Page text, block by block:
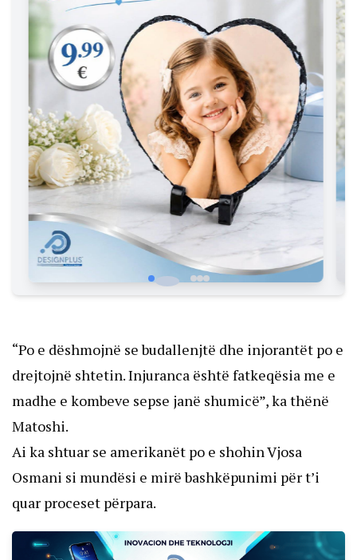
“Po e dëshmojnë se budallenjtë dhe injorantët po e
drejtojnë shtetin. Injuranca është fatkeqësia me e
madhe e kombeve sepse janë shumicë”, ka thënë
Matoshi.
Ai ka shtuar se amerikanët po e shohin Vjosa
Osmani si mundësi e mirë bashkëpunimi për t’i
quar proceset përpara.